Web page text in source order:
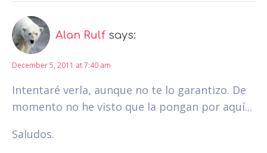
Alan Rulf says:
December 5, 2011 at 7:40 am
Intentaré verla, aunque no te lo garantizo. De
momento no he visto que la pongan por aquí...
Saludos.